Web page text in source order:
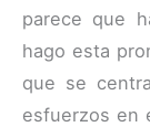
parece que
hago esta
que se
esfuerzos en